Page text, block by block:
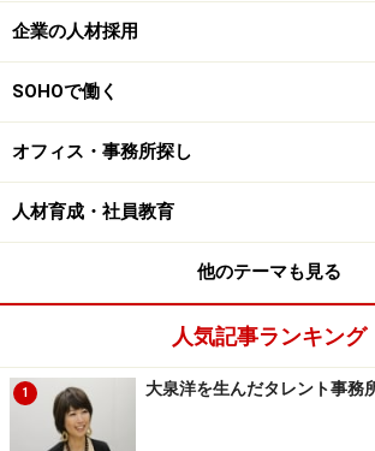
企業の人材採用
SOHOで働く
オフィス・事務所探し
人材育成・社員教育
他のテーマも見る
人気記事ランキング
1 大泉洋を生んだタレント事